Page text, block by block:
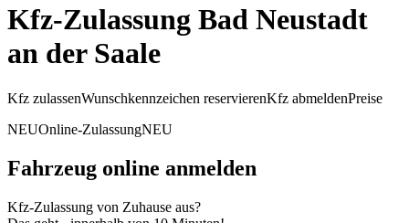
Kfz-Zulassung Bad Neustadt
an der Saale
Kfz zulassenWunschkennzeichen reservierenKfz abmeldenPreise
NEUOnline-ZulassungNEU
Fahrzeug online anmelden
Kfz-Zulassung von Zuhause aus?